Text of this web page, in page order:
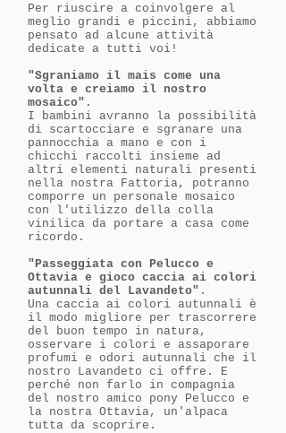
Per riuscire a coinvolgere al
meglio grandi e piccini, abbiamo
pensato ad alcune attività
dedicate a tutti voi!
"Sgraniamo il mais come una
volta e creiamo il nostro
mosaico"​ .
I bambini avranno la possibilità
di scartocciare e sgranare una
pannocchia a mano e con i
chicchi raccolti insieme ad
altri elementi naturali presenti
nella nostra Fattoria, potranno
comporre un personale mosaico
con l'utilizzo della colla
vinilica da portare a casa come
ricordo.
"Passeggiata con Pelucco e
Ottavia e gioco caccia ai colori
autunnali del Lavandeto" .
Una caccia ai colori autunnali è
il modo migliore per trascorrere
del buon tempo in natura,
osservare i colori e assaporare
profumi e odori autunnali che il
nostro Lavandeto ci offre. E
perché non farlo in compagnia
del nostro amico pony Pelucco e
la nostra Ottavia, un'alpaca
tutta da scoprire.